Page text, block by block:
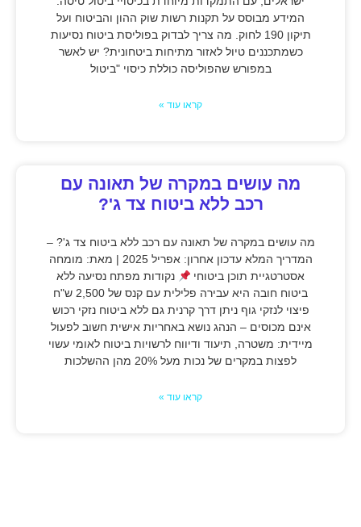
המידע מבוסס על תקנות רשות שוק ההון והביטוח ועל
תיקון 190 לחוק. מה צריך לבדוק בפוליסת ביטוח נסיעות
כשמתכננים טיול לאזור מתיחות ביטחונית? יש לאשר
במפורש שהפוליסה כוללת כיסוי "ביטול
קראו עוד »
מה עושים במקרה של תאונה עם
רכב ללא ביטוח צד ג'?
מה עושים במקרה של תאונה עם רכב ללא ביטוח צד ג'? –
המדריך המלא עדכון אחרון: אפריל 2025 | מאת: מומחה
אסטרטגיית תוכן ביטוחי
נקודות מפתח נסיעה ללא
ביטוח חובה היא עבירה פלילית עם קנס של 2,500 ש"ח
פיצוי לנזקי גוף ניתן דרך קרנית גם ללא ביטוח נזקי רכוש
אינם מכוסים – הנהג נושא באחריות אישית חשוב לפעול
מיידית: משטרה, תיעוד ודיווח לרשויות ביטוח לאומי עשוי
לפצות במקרים של נכות מעל 20% מהן ההשלכות
קראו עוד »